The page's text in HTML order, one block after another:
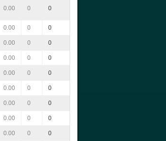
0.00 0 0
0.00 0 0
0.00 0 0
0.00 0 0
0.00 0 0
0.00 0 0
0.00 0 0
0.00 0 0
0.00 0 0